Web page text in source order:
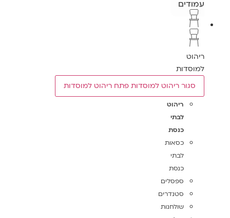
עמודים
ריהוט
למוסדות
סגור ריהוט למוסדות פתח ריהוט למוסדות
ריהוט
לבתי
כנסת
כסאות
לבתי
כנסת
ספסלים
סטנדרים
שולחנות